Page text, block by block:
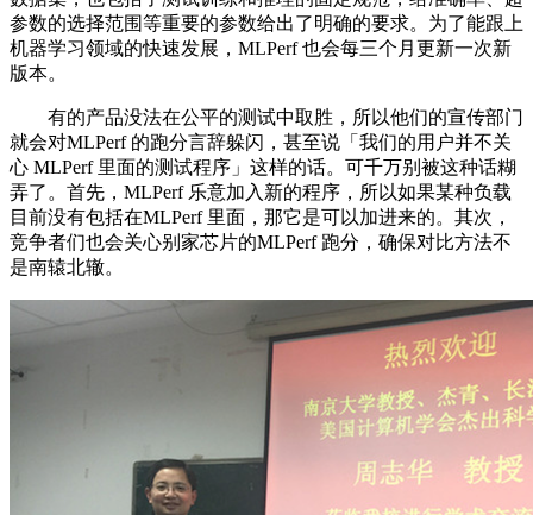
参数的选择范围等重要的参数给出了明确的要求。为了能跟上
机器学习领域的快速发展，MLPerf 也会每三个月更新一次新
版本。
有的产品没法在公平的测试中取胜，所以他们的宣传部门
就会对MLPerf 的跑分言辞躲闪，甚至说「我们的用户并不关
心 MLPerf 里面的测试程序」这样的话。可千万别被这种话糊
弄了。首先，MLPerf 乐意加入新的程序，所以如果某种负载
目前没有包括在MLPerf 里面，那它是可以加进来的。其次，
竞争者们也会关心别家芯片的MLPerf 跑分，确保对比方法不
是南辕北辙。